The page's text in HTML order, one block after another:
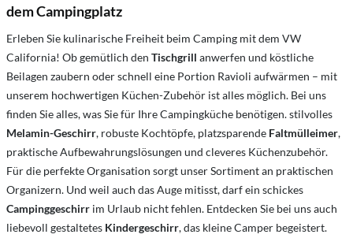
dem Campingplatz
Erleben Sie kulinarische Freiheit beim Camping mit dem VW
California! Ob gemütlich den Tischgrill anwerfen und köstliche
Beilagen zaubern oder schnell eine Portion Ravioli aufwärmen – mit
unserem hochwertigen Küchen-Zubehör ist alles möglich. Bei uns
finden Sie alles, was Sie für Ihre Campingküche benötigen. stilvolles
Melamin-Geschirr, robuste Kochtöpfe, platzsparende Faltmülleimer,
praktische Aufbewahrungslösungen und cleveres Küchenzubehör.
Für die perfekte Organisation sorgt unser Sortiment an praktischen
Organizern. Und weil auch das Auge mitisst, darf ein schickes
Campinggeschirr im Urlaub nicht fehlen. Entdecken Sie bei uns auch
liebevoll gestaltetes Kindergeschirr, das kleine Camper begeistert.